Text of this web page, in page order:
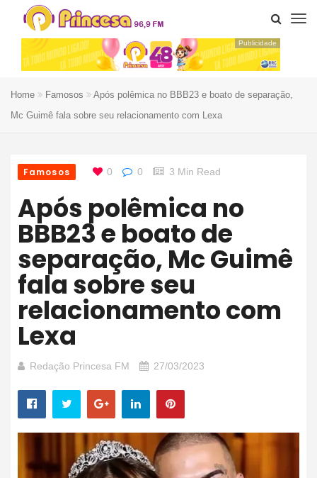
Publicidade
Home Famosos
Após polêmica no BBB23 e boato de separação,
Mc Guimê fala sobre seu relacionamento com Lexa
Famosos 0 0 3 Min Read
Após polêmica no
BBB23 e boato de
separação, Mc Guimê
fala sobre seu
relacionamento com
Lexa
Redação Princesa FM 27/03/2023